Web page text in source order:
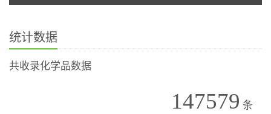
统计数据
共收录化学品数据
147579 条